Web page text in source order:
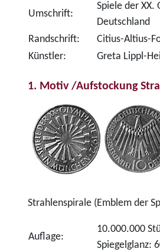
Umschrift:
Spiele der XX.
Deutschland
Randschrift:
Citius-Altius-
Künstler:
Greta Lippl-
1. Motiv /Aufstockung
Strahlenspirale (Emblem der
Auflage:
10.000.000
Spiegelglanz: